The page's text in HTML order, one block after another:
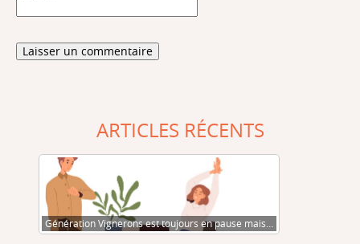
ARTICLES RÉCENTS
Génération Vignerons est toujours en pause mais…